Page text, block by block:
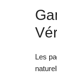
Les